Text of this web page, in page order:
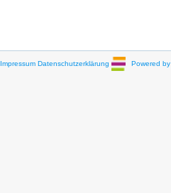
Impressum Datenschutzerklärung Powered